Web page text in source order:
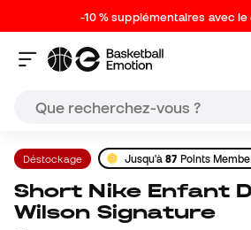
-10 % supplémentaires avec le
Déstockage Jusqu'à87 Points
Short Nike Enfant Dri-Fit A'Ja
Wilson Signature